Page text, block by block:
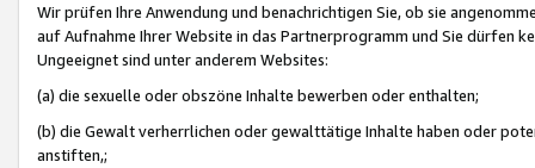
Wir prüfen Ihre Anwendung und benachrichtigen Sie, ob sie
auf Aufnahme Ihrer Website in das Partnerprogramm und Sie dürfen
Ungeeignet sind unter anderem Websites:
(a) die sexuelle oder obszöne Inhalte bewerben oder enthalten;
(b) die Gewalt verherrlichen oder gewalttätige Inhalte haben oder
anstiften,;